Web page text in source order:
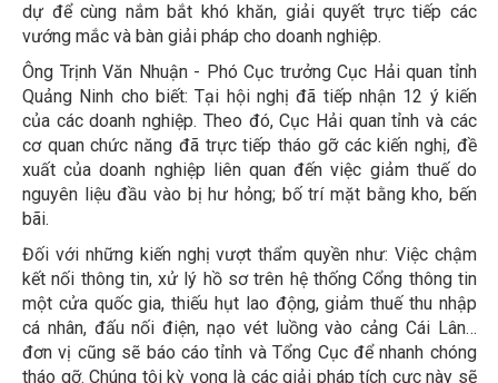
dự để cùng nắm bắt khó khăn, giải quyết trực tiếp các
vướng mắc và bàn giải pháp cho doanh nghiệp.
Ông Trịnh Văn Nhuận - Phó Cục trưởng Cục Hải quan tỉnh
Quảng Ninh cho biết: Tại hội nghị đã tiếp nhận 12 ý kiến
của các doanh nghiệp. Theo đó, Cục Hải quan tỉnh và các
cơ quan chức năng đã trực tiếp tháo gỡ các kiến nghị, đề
xuất của doanh nghiệp liên quan đến việc giảm thuế do
nguyên liệu đầu vào bị hư hỏng; bố trí mặt bằng kho, bến
bãi.
Đối với những kiến nghị vượt thẩm quyền như: Việc chậm
kết nối thông tin, xử lý hồ sơ trên hệ thống Cổng thông tin
một cửa quốc gia, thiếu hụt lao động, giảm thuế thu nhập
cá nhân, đấu nối điện, nạo vét luồng vào cảng Cái Lân…
đơn vị cũng sẽ báo cáo tỉnh và Tổng Cục để nhanh chóng
tháo gỡ. Chúng tôi kỳ vọng là các giải pháp tích cực này sẽ